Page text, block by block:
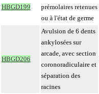
HBGD199
prémolaires retenues
ou à l'état de germe
HBGD206
Avulsion de 6 dents
ankylosées sur
arcade, avec section
coronoradiculaire et
séparation des
racines